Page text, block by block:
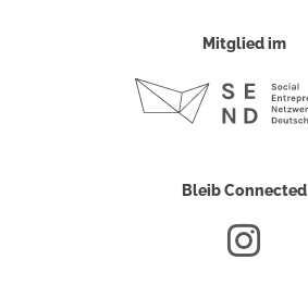
Mitglied im
Bleib Connected